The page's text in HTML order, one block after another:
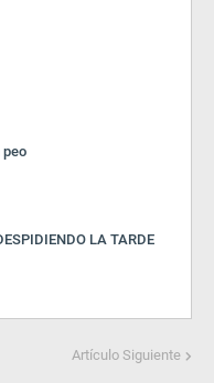
peo
LA TARDE
Artículo Siguiente